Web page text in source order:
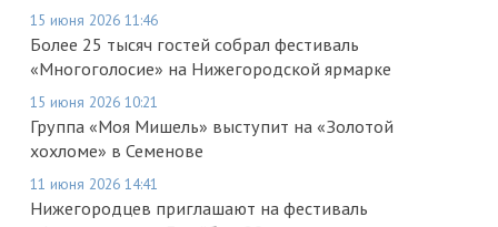
15 июня 2026 11:46
Более 25 тысяч гостей собрал фестиваль
«Многоголосие» на Нижегородской ярмарке
15 июня 2026 10:21
Группа «Моя Мишель» выступит на «Золотой
хохломе» в Семенове
11 июня 2026 14:41
Нижегородцев приглашают на фестиваль